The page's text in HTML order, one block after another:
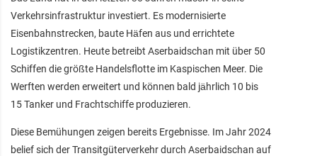
Verkehrsinfrastruktur investiert. Es modernisierte
Eisenbahnstrecken, baute Häfen aus und errichtete
Logistikzentren. Heute betreibt Aserbaidschan mit über 50
Schiffen die größte Handelsflotte im Kaspischen Meer. Die
Werften werden erweitert und können bald jährlich 10 bis
15 Tanker und Frachtschiffe produzieren.
Diese Bemühungen zeigen bereits Ergebnisse. Im Jahr 2024
belief sich der Transitgüterverkehr durch Aserbaidschan auf